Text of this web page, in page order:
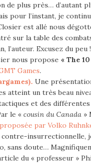
plus près… d’autant
pour l’instant, je
est allé nous
sur la table des
l’auteur. Excusez du peu !
nous propose « The
Games.
Une
atteint un très beau
et des
le « cousin du Canada »
proposée par Volko
insurrectionnelle,
sans doute…
du « professeur »